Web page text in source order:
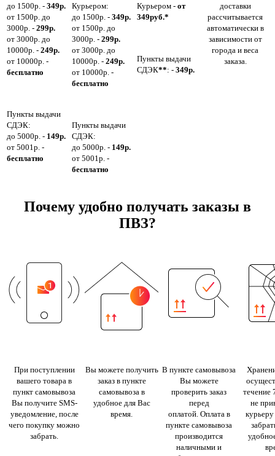
до 1500р. - 349р.
от 1500р. до
3000р. - 299р.
от 3000р. до
10000р. - 249р.
от 10000р. -
бесплатно
Пункты выдачи
СДЭК:
до 5000р. - 149р.
от 5001р. -
бесплатно
Курьером:
до 1500р. - 349р.
от 1500р. до
3000р. - 299р.
от 3000р. до
10000р. - 249р.
от 10000р. -
бесплатно
Пункты выдачи
СДЭК:
до 5000р. - 149р.
от 5001р. -
бесплатно
Курьером - от
349руб.*
Пункты выдачи
СДЭК**: - 349р.
доставки
рассчитывается
автоматически в
зависимости от
города и веса
заказа.
Почему удобно получать заказы в
ПВЗ?
При поступлении
вашего товара в
пункт самовывоза
Вы получите SMS-
уведомление, после
чего покупку можно
забрать.
Вы можете получить
заказ в пункте
самовывоза в
удобное для Вас
время.
В пункте самовывоза
Вы можете
проверить заказ
перед
оплатой. Оплата в
пункте самовывоза
производится
наличными и
течение
не